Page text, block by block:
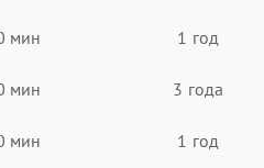
мин 1 год
мин 3 года
мин 1 год